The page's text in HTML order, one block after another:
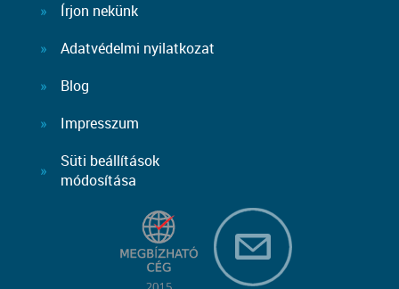
Írjon nekünk
Adatvédelmi nyilatkozat
Blog
Impresszum
Süti beállítások
módosítása